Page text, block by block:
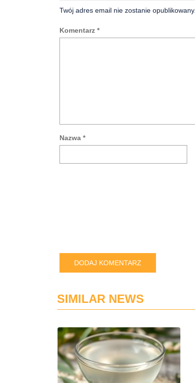
Twój adres email nie zostanie opublikowany.
Komentarz *
Nazwa *
SIMILAR NEWS